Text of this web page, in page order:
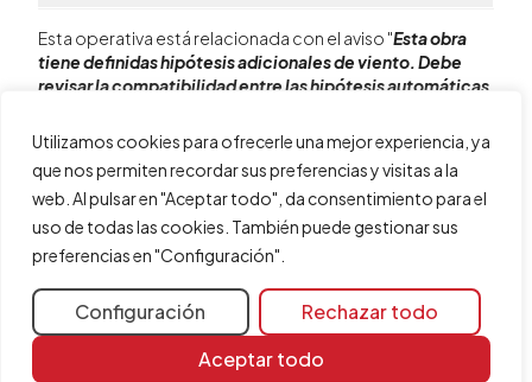
Utilizamos cookies para ofrecerle una mejor experiencia, ya
que nos permiten recordar sus preferencias y visitas a la
web. Al pulsar en "Aceptar todo", da consentimiento para el
uso de todas las cookies. También puede gestionar sus
preferencias en "Configuración".
Configuración
Rechazar todo
Aceptar todo
Compartir
Más información
Recursos de aprendizaje
Esta operativa está relacionada con el aviso "Esta obra
tiene definidas hipótesis adicionales de viento. Debe
revisar la compatibilidad entre las hipótesis automáticas
acción de viento
" en una obra de CYPECAD con una
estructura 3D integrada con hipótesis de viento.